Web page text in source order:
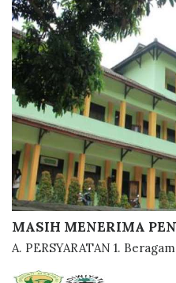
MASIH MENERIMA
A. PERSYARATAN 1.